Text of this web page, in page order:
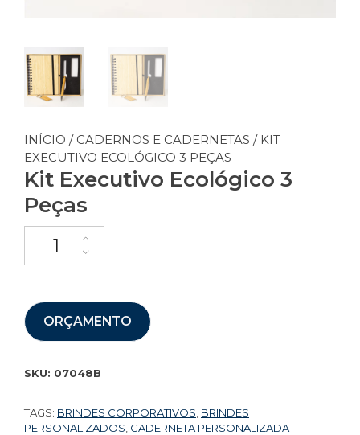
INÍCIO / CADERNOS E CADERNETAS / KIT
EXECUTIVO ECOLÓGICO 3 PEÇAS
Kit Executivo Ecológico 3
Peças
ORÇAMENTO
SKU: 07048B
TAGS: BRINDES CORPORATIVOS BRINDES
PERSONALIZADOS CADERNETA PERSONALIZADA